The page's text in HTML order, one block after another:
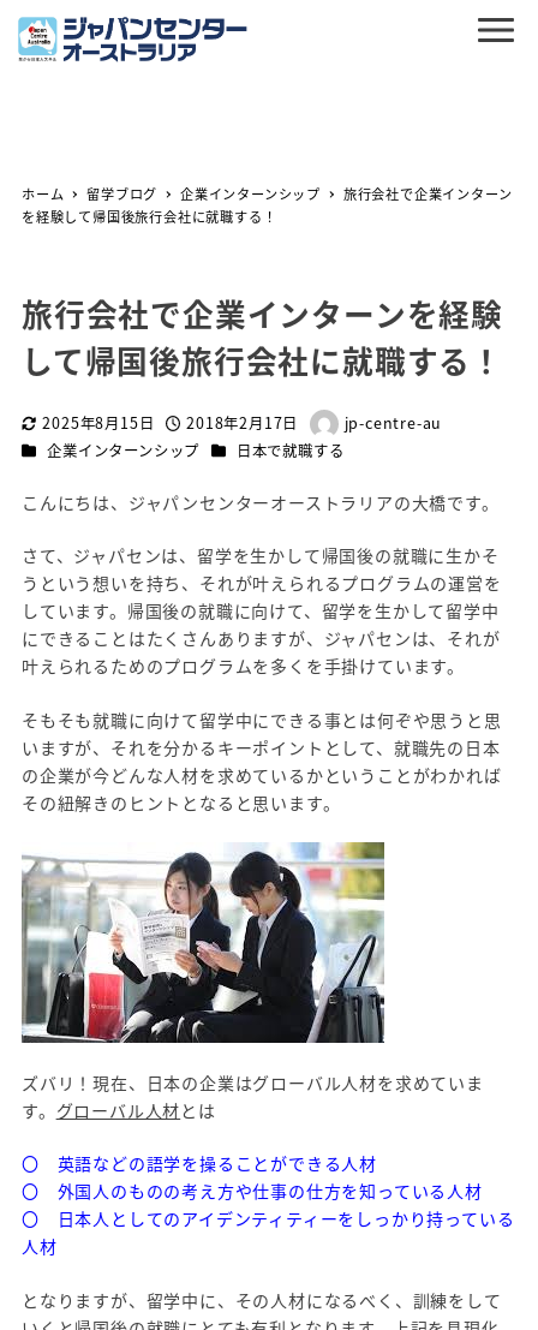
ホーム 留学ブログ 企業インターンシップ
旅行会社で企業インターン
を経験して帰国後旅行会社に就職する！
旅行会社で企業インターンを経験
して帰国後旅行会社に就職する！
更新日2025年8月15日 投稿日2018年2月17日
著
者
jp-centre-au
カテゴリー
企業インターンシップ カテゴリー
日本で就職する
こんにちは、ジャパンセンターオーストラリアの大橋です。
さて、ジャパセンは、留学を生かして帰国後の就職に生かそ
うという想いを持ち、それが叶えられるプログラムの運営を
しています。帰国後の就職に向けて、留学を生かして留学中
にできることはたくさんありますが、ジャパセンは、それが
叶えられるためのプログラムを多くを手掛けています。
そもそも就職に向けて留学中にできる事とは何ぞや思うと思
いますが、それを分かるキーポイントとして、就職先の日本
の企業が今どんな人材を求めているかということがわかれば
その紐解きのヒントとなると思います。
ズバリ！現在、日本の企業はグローバル人材を求めていま
す。 グローバル人材 とは
〇 英語などの語学を操ることができる人材
〇 外国人のものの考え方や仕事の仕方を知っている人材
〇 日本人としてのアイデンティティーをしっかり持っている
人材
となりますが、留学中に、その人材になるべく、訓練をして